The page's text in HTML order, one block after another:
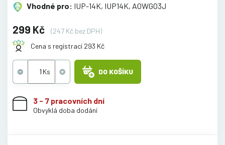
Vhodné pro: IUP-14K, IUP14K, A0WG03J
299 Kč
(247 Kč bez DPH)
Cena s registrací 293 Kč
DO KOŠÍKU
3 - 7 pracovních dní
Obvyklá doba dodání